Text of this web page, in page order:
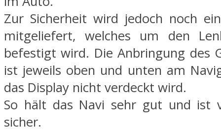
Zur Sicherheit wird jedoch noch
mitgeliefert, welches um den
befestigt wird. Die Anbringung des
ist jeweils oben und unten am
das Display nicht verdeckt wird.
So hält das Navi sehr gut und ist
sicher.